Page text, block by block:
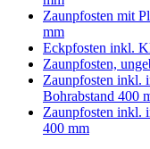
Zaunpfosten mit
mm
Eckpfosten inkl.
Zaunpfosten,
Zaunpfosten inkl.
Bohrabstand 400
Zaunpfosten inkl.
400 mm